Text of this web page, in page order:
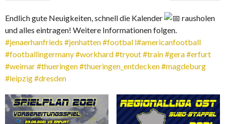
Endlich gute Neuigkeiten, schnell die Kalender
rausholen
und alles eintragen! Weitere Informationen folgen.
#jenaerhanfrieds #jenhatten#footbal l#americanfootball
#footballingermany#workhard#tryout#train#gera#erfurt
#weimar#thueringen#thueringen_entdecken#magdeburg
#leipzig#dresden